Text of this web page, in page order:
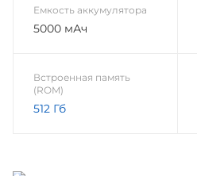
Емкость аккумулятора
5000 мАч
Встроенная память
(ROM)
512 Гб